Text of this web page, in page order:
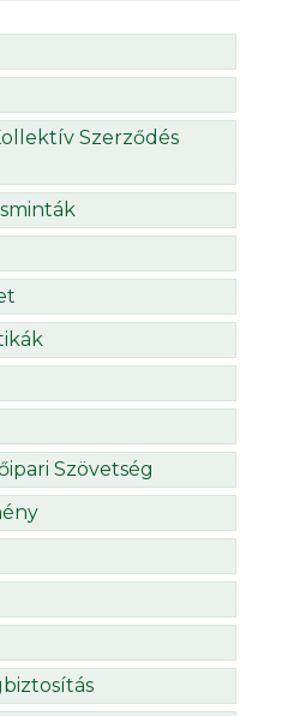
Szerződés
Szövetség